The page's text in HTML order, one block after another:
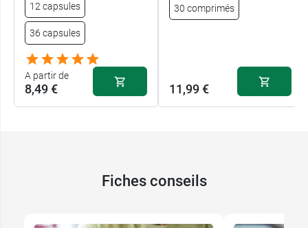
12 capsules
36 capsules
A partir de
8,49 €
30 comprimés
11,99 €
Fiches conseils